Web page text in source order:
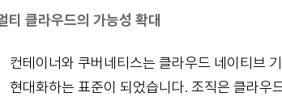
티 클라우드의 가능성 확대
컨테이너와 쿠버네티스는 클라우드 네이티브
현대화하는 표준이 되었습니다. 조직은 클라우